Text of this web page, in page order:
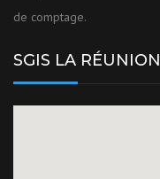
de comptage.
SGIS LA RÉUNION